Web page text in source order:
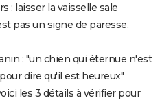
: laisser la vaisselle sale
pas un signe de paresse,
: "un chien qui éternue n'est
dire qu'il est heureux"
les 3 détails à vérifier pour